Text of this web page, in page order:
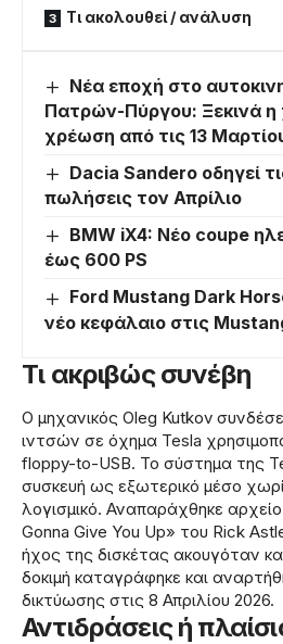
Τι ακολουθεί / ανάλυση
Νέα εποχή στο
Πατρών-Πύργου: Ξεκινά η
χρέωση από τις 13
Dacia Sandero οδηγεί
πωλήσεις τον Απρίλιο
BMW iX4: Νέο coupe
έως 600 PS
Ford Mustang Dark
νέο κεφάλαιο στις
Τι ακριβώς συνέβη
Ο μηχανικός Oleg Kutkov
ιντσών σε όχημα Tesla
floppy-to-USB. Το σύστημα της
συσκευή ως εξωτερικό μέσο
λογισμικό. Αναπαράχθηκε
Gonna Give You Up» του Rick
ήχος της δισκέτας ακουγόταν
δοκιμή καταγράφηκε και
δικτύωσης στις 8 Απριλίου 2026.
Αντιδράσεις ή